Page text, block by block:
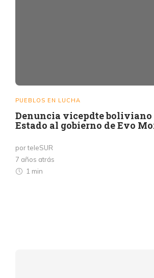
PUEBLOS EN LUCHA
Denuncia vicepdte boliviano
Estado al gobierno de Evo
por teleSUR
7 años atrás
1 min